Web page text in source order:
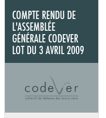
COMPTE RENDU DE
L'ASSEMBLÉE
GÉNÉRALE CODEVER
LOT DU 3 AVRIL 2009